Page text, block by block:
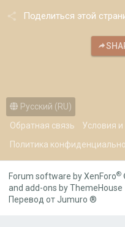
Поделиться этой
Русский (RU)
Обратная связь
Условия
Политика
Forum software by XenForo®
and add-ons by ThemeHouse
Перевод от Jumuro ®